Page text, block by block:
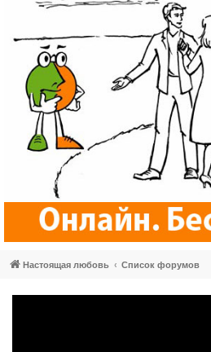
Настоящая любовь Список форумов